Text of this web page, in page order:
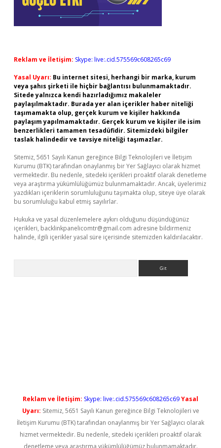
Reklam ve İletişim: Skype: live:.cid.575569c608265c69
Yasal Uyarı: Bu internet sitesi, herhangi bir marka, kurum
veya şahıs şirketi ile hiçbir bağlantısı bulunmamaktadır.
Sitede yalnızca kendi hazırladığımız makaleler
paylaşılmaktadır. Burada yer alan içerikler haber niteliği
taşımamakta olup, gerçek kurum ve kişiler hakkında
paylaşım yapılmamaktadır. Gerçek kurum ve kişiler ile isim
benzerlikleri tamamen tesadüfidir. Sitemizdeki bilgiler
taslak halindedir ve tavsiye niteliği taşımazlar.
Sitemiz, 5651 Sayılı Kanun gereğince Bilgi Teknolojileri ve İletişim
Kurumu (BTK) tarafından onaylanmış bir Yer Sağlayıcı olarak hizmet
vermektedir. Bu nedenle, sitedeki içerikleri proaktif olarak denetleme
veya araştırma yükümlülüğümüz bulunmamaktadır. Ancak, üyelerimiz
yazdıkları içeriklerin sorumluluğunu taşımakta olup, siteye üye olarak
bu sorumluluğu kabul etmiş sayılırlar.
Hukuka ve yasal düzenlemelere aykırı olduğunu düşündüğünüz
içerikleri, backlinkpanelicomtr@gmail.com adresine bildirmeniz
halinde, ilgili içerikler yasal süre içerisinde sitemizden kaldırılacaktır.
Reklam ve İletişim: Skype: live:.cid.575569c608265c69Yasal
Uyarı: Sitemiz, 5651 Sayılı Kanun gereğince Bilgi Teknolojileri ve
İletişim Kurumu (BTK) tarafından onaylanmış bir Yer Sağlayıcı olarak
hizmet vermektedir. Bu nedenle, sitedeki içerikleri proaktif olarak
denetleme veya araştırma yükümlülüğümüz bulunmamaktadır.